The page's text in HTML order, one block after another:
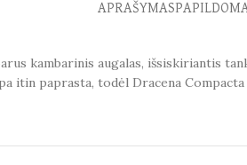
APRAŠYMAS
kambarinis augalas, išsiskiriantis
itin paprasta, todėl Dracena